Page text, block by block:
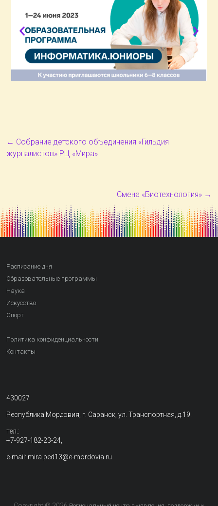
← Собрание детского объединения «Гильдия
журналистов» РЦ «Мира»
Смена «Биотехнология» →
Расписание дня
Образовательные программы
Наука
Искусство
Спорт
Политика конфиденциальности
Контакты
430027
Республика Мордовия, г. Саранск, ул. Транспортная, д.19.
тел.:
+7-927-182-23-24,
e-mail: mira.ped13@e-mordovia.ru